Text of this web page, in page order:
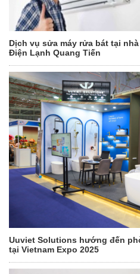
Dịch vụ sửa máy rửa bát tại
Điện Lạnh Quang Tiến
Uuviet Solutions hướng đến
tại Vietnam Expo 2025